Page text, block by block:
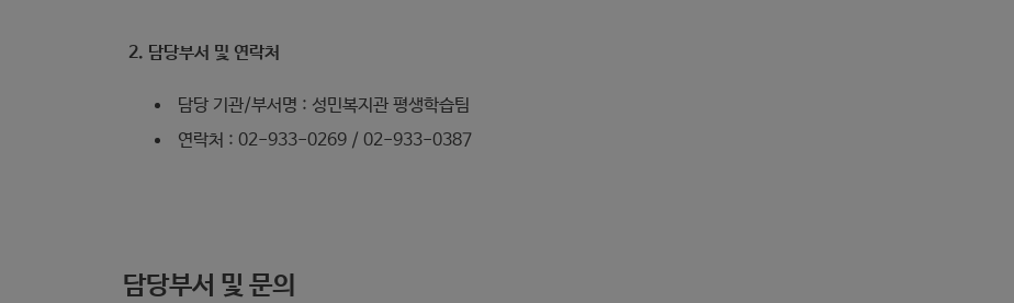
2. 담당부서 및 연락처
담당 기관/부서명 : 성민복지관 평생학습팀
연락처 : 02-933-0269 / 02-933-0387
담당부서 및 문의